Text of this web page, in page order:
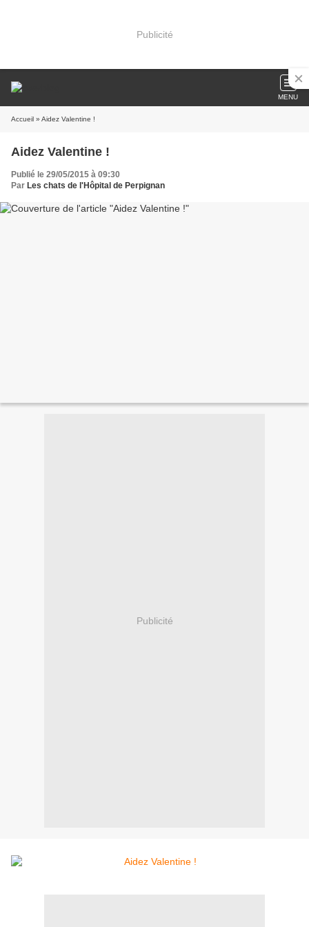
Publicité
MENU
Accueil » Aidez Valentine !
Aidez Valentine !
Publié le 29/05/2015 à 09:30
Par Les chats de l'Hôpital de Perpignan
Publicité